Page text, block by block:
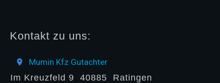
Kontakt zu uns:
Mumin Kfz Gutachter
Im Kreuzfeld 9 40885 Ratingen